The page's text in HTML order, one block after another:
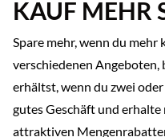
KAUF MEHR
Spare mehr, wenn du mehr
verschiedenen Angeboten,
erhältst, wenn du zwei
gutes Geschäft und
attraktiven